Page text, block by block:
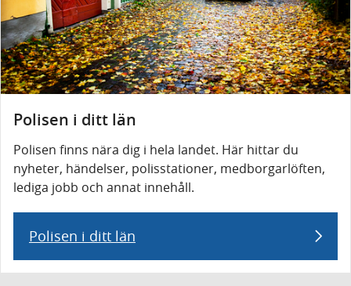
Polisen i ditt län
Polisen finns nära dig i hela landet. Här hittar du
nyheter, händelser, polisstationer, medborgarlöften,
lediga jobb och annat innehåll.
Polisen i ditt län